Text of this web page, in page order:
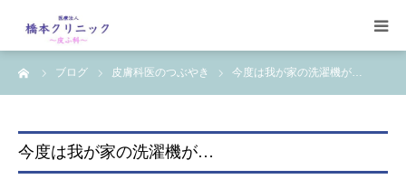
ブログ 皮膚科医のつぶやき 今度は我が家の洗濯機が…
今度は我が家の洗濯機が…
受診案内
治療案内